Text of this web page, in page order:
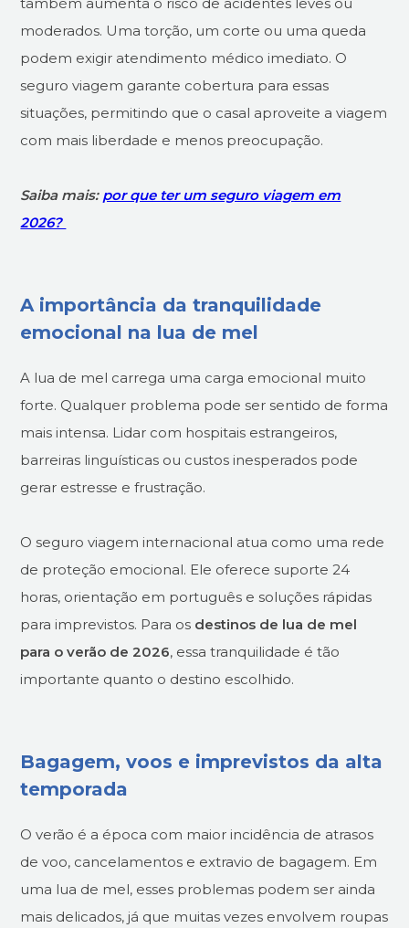
moderados. Uma torção, um corte ou uma queda
podem exigir atendimento médico imediato. O
seguro viagem garante cobertura para essas
situações, permitindo que o casal aproveite a viagem
com mais liberdade e menos preocupação.
Saiba mais: por que ter um seguro viagem em
2026?
A importância da tranquilidade
emocional na lua de mel
A lua de mel carrega uma carga emocional muito
forte. Qualquer problema pode ser sentido de forma
mais intensa. Lidar com hospitais estrangeiros,
barreiras linguísticas ou custos inesperados pode
gerar estresse e frustração.
O seguro viagem internacional atua como uma rede
de proteção emocional. Ele oferece suporte 24
horas, orientação em português e soluções rápidas
para imprevistos. Para os destinos de lua de mel
para o verão de 2026, essa tranquilidade é tão
importante quanto o destino escolhido.
Bagagem, voos e imprevistos da alta
temporada
O verão é a época com maior incidência de atrasos
de voo, cancelamentos e extravio de bagagem. Em
uma lua de mel, esses problemas podem ser ainda
mais delicados, já que muitas vezes envolvem roupas